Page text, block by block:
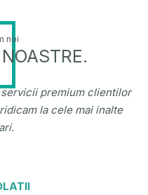
noi
premium clientilor
la cele mai inalte